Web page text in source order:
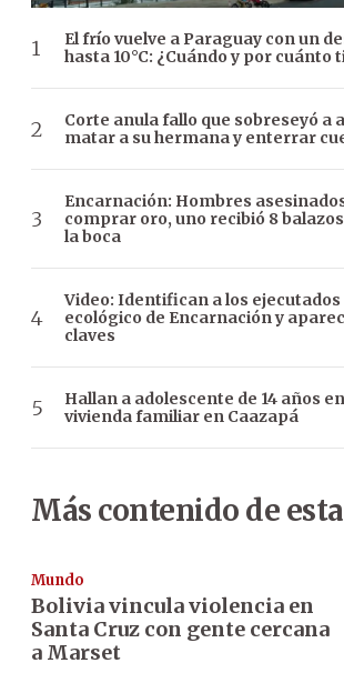
El frío vuelve a Paraguay con un
hasta 10°C: ¿Cuándo y por cuánto
Corte anula fallo que sobreseyó a
matar a su hermana y enterrar
Encarnación: Hombres
comprar oro, uno recibió 8
la boca
Video: Identifican a los
ecológico de Encarnación y
claves
Hallan a adolescente de 14 años
vivienda familiar en Caazapá
Más contenido de
Mundo
Bolivia vincula violencia en
Santa Cruz con gente cercana
a Marset